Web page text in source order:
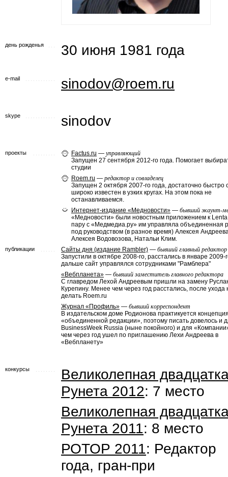
день рожденья 30 июня 1981 года
e-mail sinodov@roem.ru
skype sinodov
проекты Factus.ru — управляющий
Запущен 27 сентября 2012-го года. Помогает
студии
Roem.ru — редактор и совладелец
Запущен 2 октября 2007-го года, достаточно быстро
широко известен в узких кругах. На этом пока не
останавливаемся.
Интернет-издание «Медновости» — бывший экаунт-
«Медновости» были новостным приложением к
пару с «Медмедиа.ру» им управляла объединенная
под руководством (в разное время) Алексея
Алексея Водовозова, Натальи Клим.
публикации Сайты дня (издание Rambler) — бывший главный редактор
Запустили в октябре 2008-го, расстались в январе 2009-
дальше сайт управлялся сотрудниками "Рамблера"
«Вебпланета» — бывший заместитель главного редактора
С главредом Лехой Андреевым пришли на замену
Курепину. Менее чем через год расстались, после ухода
делать Roem.ru
Журнал «Профиль» — бывший корреспондент
В издательском доме Родионова практикуется
«объединенной редакции», поэтому писать довелось и
BusinessWeek Russia (ныне покойного) и для
чем через год ушел по приглашению Лехи Андреева в
«Вебпланету»
конкурсы
Великолепная
Рунета 2012: 7 место
Великолепная
Рунета 2011: 8 место
РОТОР 2011: Редактор
года, гран-при